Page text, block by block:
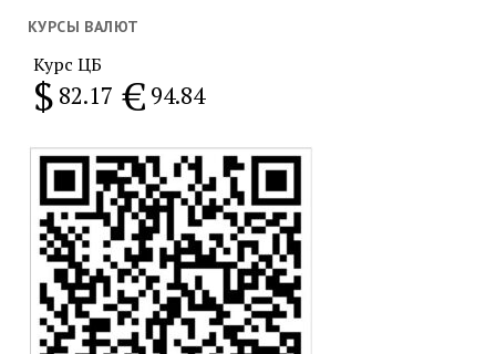
месяц
КУРСЫ ВАЛЮТ
Курс ЦБ
$ 82.17 € 94.84